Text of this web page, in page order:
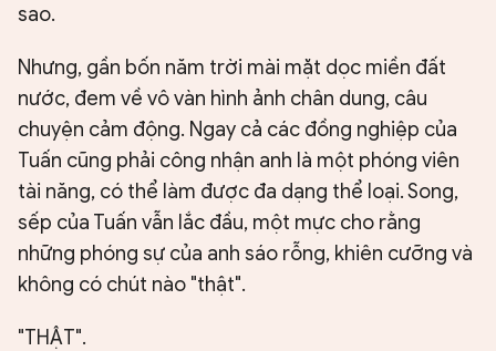
sao.
Nhưng, gần bốn năm trời mài mặt dọc miền đất
nước, đem về vô vàn hình ảnh chân dung, câu
chuyện cảm động. Ngay cả các đồng nghiệp của
Tuấn cũng phải công nhận anh là một phóng viên
tài năng, có thể làm được đa dạng thể loại. Song,
sếp của Tuấn vẫn lắc đầu, một mực cho rằng
những phóng sự của anh sáo rỗng, khiên cưỡng và
không có chút nào "thật".
"THẬT".